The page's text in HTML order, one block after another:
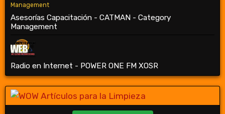
Asesorías Capacitación - CATMAN - Category
Management
Radio en Internet - POWER ONE FM XOSR